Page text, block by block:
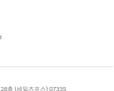
로
합
로
층 (세일즈포스) 07335